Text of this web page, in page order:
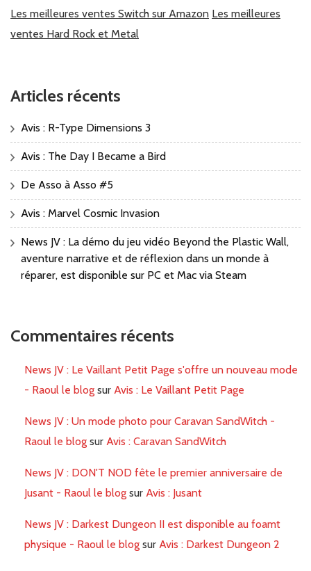
Les meilleures ventes Switch sur Amazon Les meilleures
ventes Hard Rock et Metal
Articles récents
Avis : R-Type Dimensions 3
Avis : The Day I Became a Bird
De Asso à Asso #5
Avis : Marvel Cosmic Invasion
News JV : La démo du jeu vidéo Beyond the Plastic Wall,
aventure narrative et de réflexion dans un monde à
réparer, est disponible sur PC et Mac via Steam
Commentaires récents
News JV : Le Vaillant Petit Page s'offre un nouveau mode
- Raoul le blog sur Avis : Le Vaillant Petit Page
News JV : Un mode photo pour Caravan SandWitch -
Raoul le blog sur Avis : Caravan SandWitch
News JV : DON'T NOD fête le premier anniversaire de
Jusant - Raoul le blog sur Avis : Jusant
News JV : Darkest Dungeon II est disponible au foamt
physique - Raoul le blog sur Avis : Darkest Dungeon 2